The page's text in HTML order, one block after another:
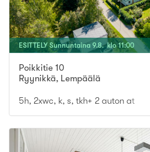
ESITTELY Sunnuntaina 9.8. klo11:00
Poikkitie 10
Ryynikkä, Lempäälä
5h, 2xwc, k, s, tkh+ 2 auton at